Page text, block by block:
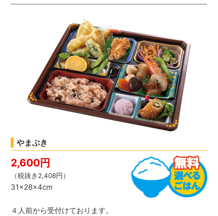
やまぶき
2,600円
（税抜き2,408円）
31×28×4cm
４人前から受付けております。